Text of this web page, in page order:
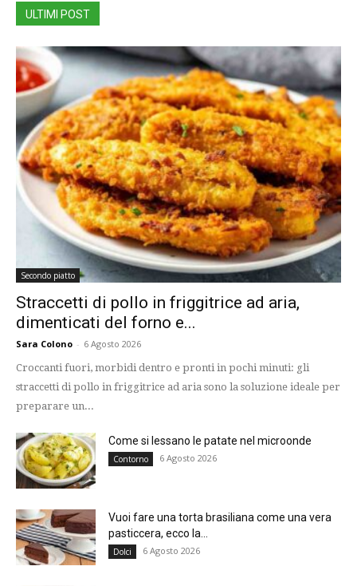
ULTIMI POST
Secondo piatto
Straccetti di pollo in friggitrice ad aria,
dimenticati del forno e...
Sara Colono - 6 Agosto 2026
Croccanti fuori, morbidi dentro e pronti in pochi minuti: gli
straccetti di pollo in friggitrice ad aria sono la soluzione ideale per
preparare un...
Come si lessano le patate nel microonde
Contorno 6 Agosto 2026
Vuoi fare una torta brasiliana come una vera
pasticcera, ecco la...
Dolci 6 Agosto 2026